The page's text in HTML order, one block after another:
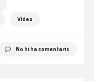
Vídeo
No hi ha comentaris